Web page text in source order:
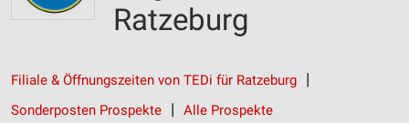
Ratzeburg
Filiale & Öffnungszeiten von TEDi für Ratzeburg
Sonderposten Prospekte
Alle Prospekte